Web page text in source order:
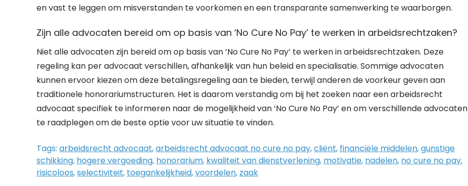
en vast te leggen om misverstanden te voorkomen en een transparante samenwerking te waarborgen.
Zijn alle advocaten bereid om op basis van ‘No Cure No Pay’ te werken in arbeidsrechtzaken?
Niet alle advocaten zijn bereid om op basis van ‘No Cure No Pay’ te werken in arbeidsrechtzaken. Deze
regeling kan per advocaat verschillen, afhankelijk van hun beleid en specialisatie. Sommige advocaten
kunnen ervoor kiezen om deze betalingsregeling aan te bieden, terwijl anderen de voorkeur geven aan
traditionele honorariumstructuren. Het is daarom verstandig om bij het zoeken naar een arbeidsrecht
advocaat specifiek te informeren naar de mogelijkheid van ‘No Cure No Pay’ en om verschillende advocaten
te raadplegen om de beste optie voor uw situatie te vinden.
Tags: arbeidsrecht advocaat,arbeidsrecht advocaat no cure no pay,cliënt, financiële middelen,gunstige
schikking, hogere vergoeding, honorarium, kwaliteit van dienstverlening, motivatie, nadelen, no cure no pay,
risicoloos,selectiviteit, toegankelijkheid,voordelen, zaak